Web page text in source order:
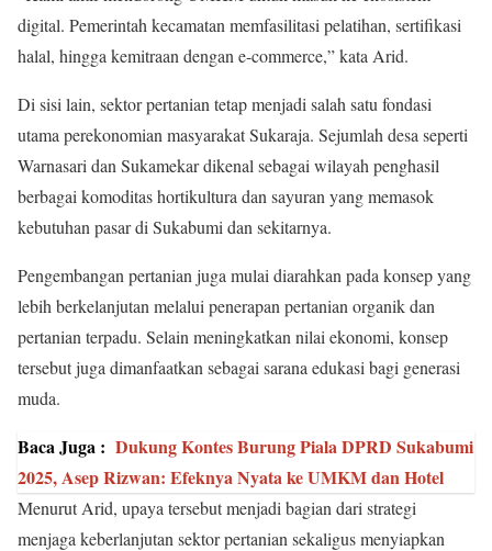
digital. Pemerintah kecamatan memfasilitasi pelatihan, sertifikasi
halal, hingga kemitraan dengan e-commerce,” kata Arid.
Di sisi lain, sektor pertanian tetap menjadi salah satu fondasi
utama perekonomian masyarakat Sukaraja. Sejumlah desa seperti
Warnasari dan Sukamekar dikenal sebagai wilayah penghasil
berbagai komoditas hortikultura dan sayuran yang memasok
kebutuhan pasar di Sukabumi dan sekitarnya.
Pengembangan pertanian juga mulai diarahkan pada konsep yang
lebih berkelanjutan melalui penerapan pertanian organik dan
pertanian terpadu. Selain meningkatkan nilai ekonomi, konsep
tersebut juga dimanfaatkan sebagai sarana edukasi bagi generasi
muda.
Baca Juga : Dukung Kontes Burung Piala DPRD Sukabumi
2025, Asep Rizwan: Efeknya Nyata ke UMKM dan Hotel
Menurut Arid, upaya tersebut menjadi bagian dari strategi
menjaga keberlanjutan sektor pertanian sekaligus menyiapkan